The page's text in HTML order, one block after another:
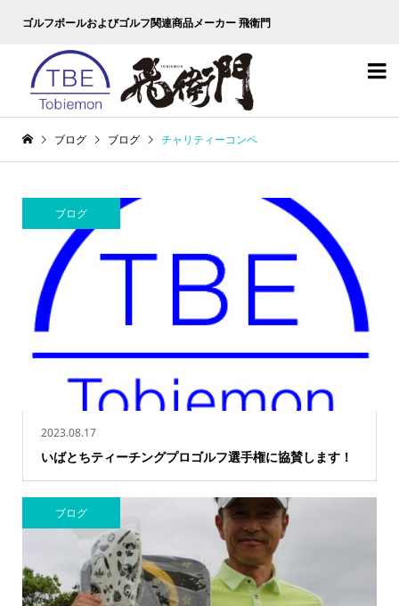
ゴルフボールおよびゴルフ関連商品メーカー 飛衛門

ブログ ブログ チャリティーコンペ
2023.08.17
いばとちティーチングプロゴルフ選手権に協賛します！
ブログ
ブログ